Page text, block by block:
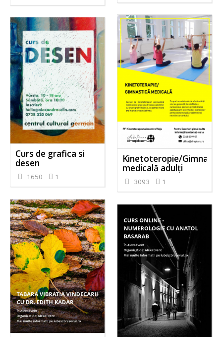
Kinetoteropie/
medicală adulți
3093 1
Curs de grafica si
desen
1650 1